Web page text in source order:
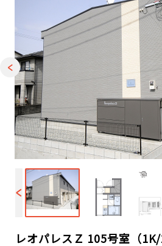
レオパレスＺ 105号室（1K/